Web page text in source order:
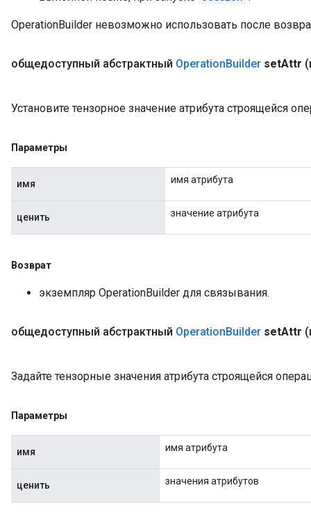
OperationBuilder невозможно использовать после
общедоступный абстрактный OperationBuilder setAttr
Установите тензорное значение атрибута строящейся
Параметры
имя имя атрибута
ценить значение атрибута
Возврат
экземпляр OperationBuilder для связывания.
общедоступный абстрактный OperationBuilder setAttr
Задайте тензорные значения атрибута строящейся
Параметры
имя имя атрибута
ценить значения атрибутов